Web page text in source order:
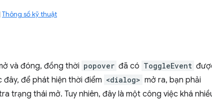
Thông số kỹ thuật
và đóng, đồng thời popover đã có ToggleEvent
để phát hiện thời điểm <dialog> mở ra, bạn phải
trạng thái mở. Tuy nhiên, đây là một công việc khá